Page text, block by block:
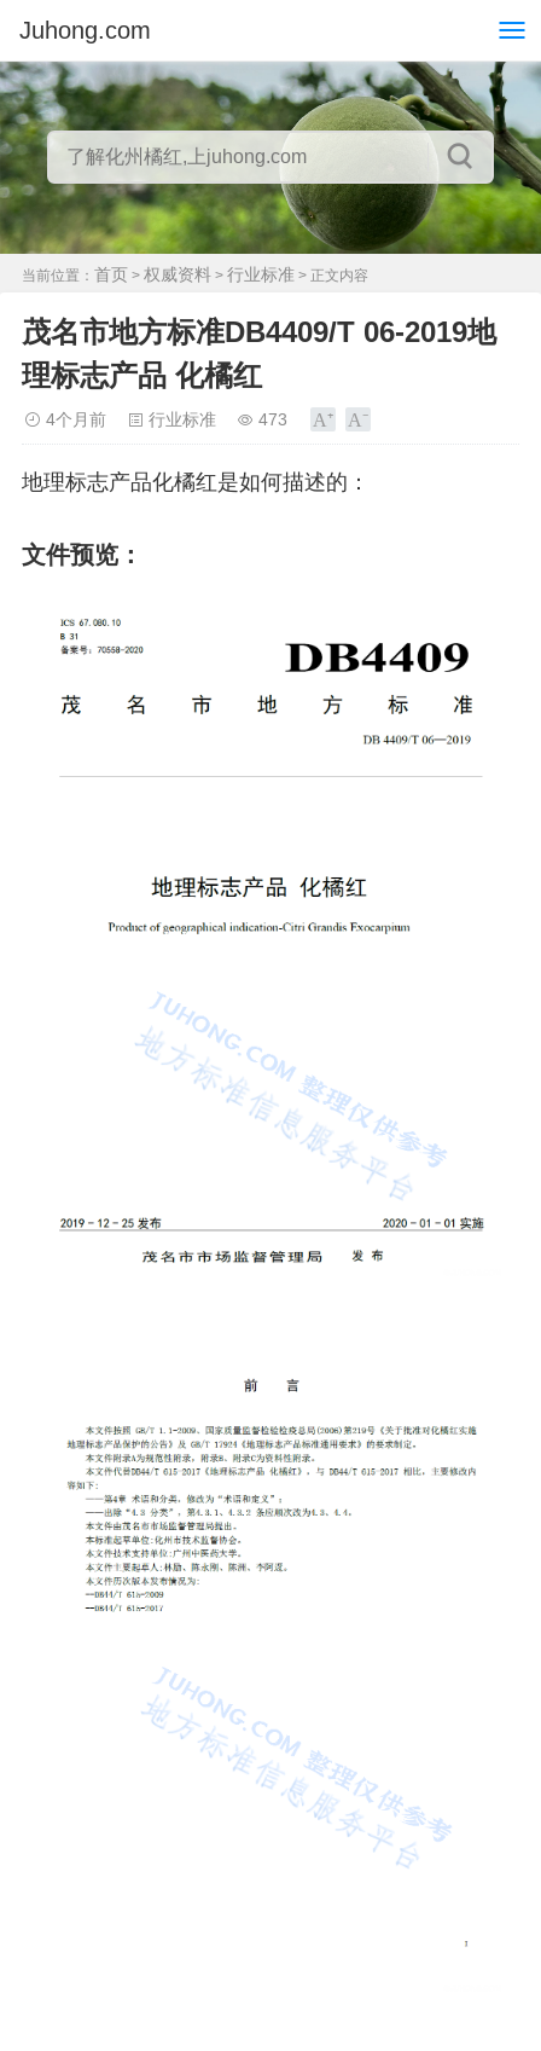
Juhong.com
当前位置： 首页 > 权威资料 > 行业标准 > 正文内容
茂名市地方标准DB4409/T 06-2019地
理标志产品 化橘红
4个月前 行业标准 473
地理标志产品化橘红是如何描述的：
文件预览：